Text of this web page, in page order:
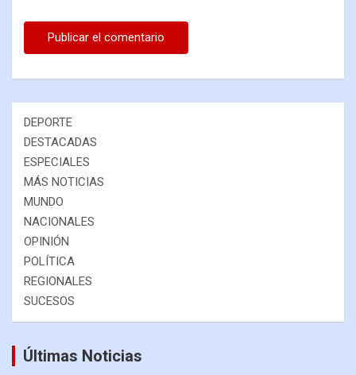
DEPORTE
DESTACADAS
ESPECIALES
MÁS NOTICIAS
MUNDO
NACIONALES
OPINIÓN
POLÍTICA
REGIONALES
SUCESOS
Últimas Noticias